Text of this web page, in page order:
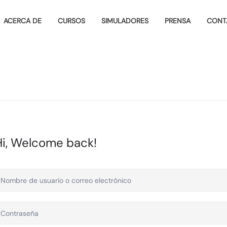
ACERCA DE CURSOS SIMULADORES PRENSA
Welcome back!